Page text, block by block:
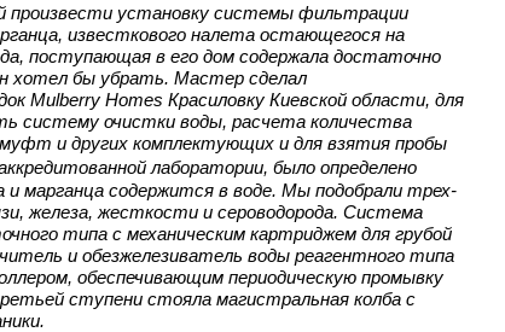
произвести установку системы фильтрации
известкового налета остающегося на
поступающая в его дом содержала достаточно
хотел бы убрать. Мастер сделал
Mulberry Homes Красиловку Киевской области, для
систему очистки воды, расчета количества
и других комплектующих и для взятия пробы
лаборатории, было определено
марганца содержится в воде. Мы подобрали трех-
железа, жесткости и сероводорода. Система
типа с механическим картриджем для грубой
и обезжелезиватель воды реагентного типа
обеспечивающим периодическую промывку
ступени стояла магистральная колба с